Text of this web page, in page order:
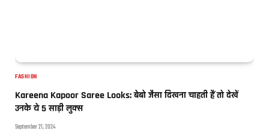
FASHION
Kareena Kapoor Saree Looks: बेबो जैसा दिखना चाहती हैं तो देखें
उनके ये 5 साड़ी लुक्स
September 21, 2024